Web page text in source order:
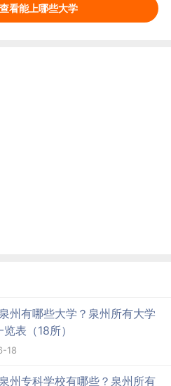
看能上哪些大学
州有哪些大学？泉州所有大学
表（18所）
18
州专科学校有哪些？泉州所有